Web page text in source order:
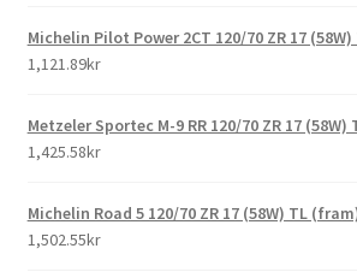
Michelin Pilot Power 2CT 120/70 ZR 17
1,121.89kr
Metzeler Sportec M-9 RR 120/70 ZR 17
1,425.58kr
Michelin Road 5 120/70 ZR 17 (58W) TL
1,502.55kr